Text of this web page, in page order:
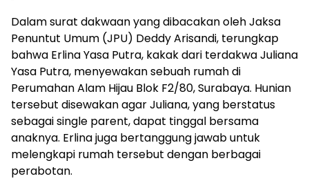
Dalam surat dakwaan yang dibacakan oleh Jaksa
Penuntut Umum (JPU) Deddy Arisandi, terungkap
bahwa Erlina Yasa Putra, kakak dari terdakwa Juliana
Yasa Putra, menyewakan sebuah rumah di
Perumahan Alam Hijau Blok F2/80, Surabaya. Hunian
tersebut disewakan agar Juliana, yang berstatus
sebagai single parent, dapat tinggal bersama
anaknya. Erlina juga bertanggung jawab untuk
melengkapi rumah tersebut dengan berbagai
perabotan.